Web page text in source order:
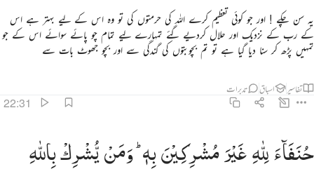
یہ سن چکے ! اور جو کوئی تعظیم کرے اللہ کی حرمتوں کی تو وہ اس کے لیے بہتر ہے اس
کے رب کے نزدیک اور حلال کردیے گئے تمہارے لیے تمام چو پائے سوائے اس کے جو
تمہیں پڑھ کر سنا دیا گیا ہے تو تم بچوبتوں کی گندگی سے اور بچو جھوٹ بات سے
تفاسیر اسباق تدبرات
22:31
حنفاء لله غير مشركين به ومن يشرك بالله فكانما خر من السماء فتخطفه الطير او تهوي به الريح في مكان سحيق
حُنَفَآءَ لِلَّهِ غَيْرَ مُشْرِكِينَ بِهِۦ ۚ وَمَن يُشْرِكْ بِٱللَّهِ فَكَأَنَّمَا خَرَّ مِنَ ٱلسَّمَآءِ فَتَخْطَفُهُ ٱلطَّيْرُ أَوْ تَهْوِى بِهِ
حُنَفَآءَلِلّٰهِغَیْرَمُشْرِكِیْنَبِهٖ ؕ وَمَنْیُّشْرِكْبِاللّٰهِ